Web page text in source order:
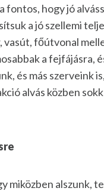
fontos, hogy jó
a jó szellemi
főútvonal
a
és más szerveink
alvás közben
miközben alszunk,